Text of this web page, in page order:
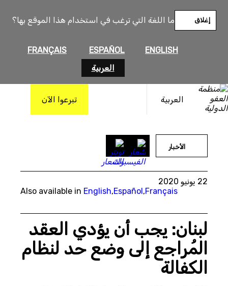
ما اللغة التي ترغب في استخدام هذا الموقع بها؟
ENGLISH
ESPAÑOL
FRANÇAIS
العربية
إغلاق
العربية تبرعوا الآن
المحتوى
الأخبار
22 يونيو 2020
Also available in English,Español,Français
لبنان: يجب أن يؤدي العقد
المُراجع إلى وضع حد لنظام
الكفالة